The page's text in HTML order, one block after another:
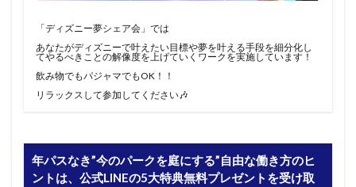
「ディズニー夢シェア会」では
あなたがディズニーで叶えたい目標や夢を叶える手段を細分化し
てやるべきことの解像度を上げていくワークを実施しています！
飲み物でもパジャマでもOK！！
リラックスして参加してください🎶
年パスなき”今のパークを庭にする”自由な働き方のヒ
ントは、公式LINEの5大特典無料プレゼントを受け取